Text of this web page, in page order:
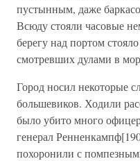
пустынным, даже
Всюду стояли часовые
берегу над портом
смотревших дулами в
Город носил некоторые
большевиков. Ходили
было убито много
генерал
похоронили с